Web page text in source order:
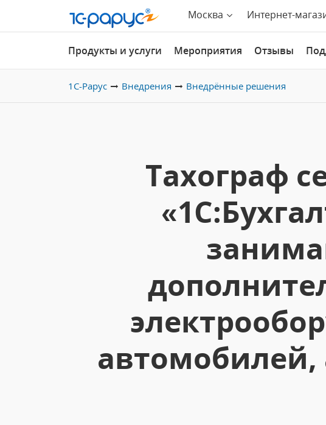
Москва Интернет-
Продукты и услуги Мероприятия Отзывы
1С-Рарус Внедрения Внедрённые решения
Тахограф
автомобилей,